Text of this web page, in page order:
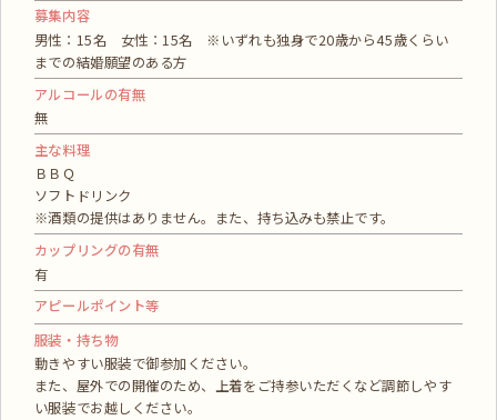
募集内容
男性：15名 女性：15名 ※いずれも独身で20歳から45歳くらい
までの結婚願望のある方
アルコールの有無
無
主な料理
ＢＢＱ
ソフトドリンク
※酒類の提供はありません。また、持ち込みも禁止です。
カップリングの有無
有
アピールポイント等
服装・持ち物
動きやすい服装で御参加ください。
また、屋外での開催のため、上着をご持参いただくなど調節しやす
い服装でお越しください。